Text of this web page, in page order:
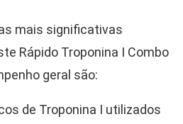
mais significativas
Rápido Troponina I Combo
geral são:
de Troponina I utilizados